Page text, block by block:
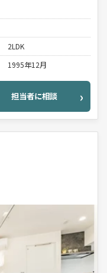
2LDK
1995年12月
担当者に相談